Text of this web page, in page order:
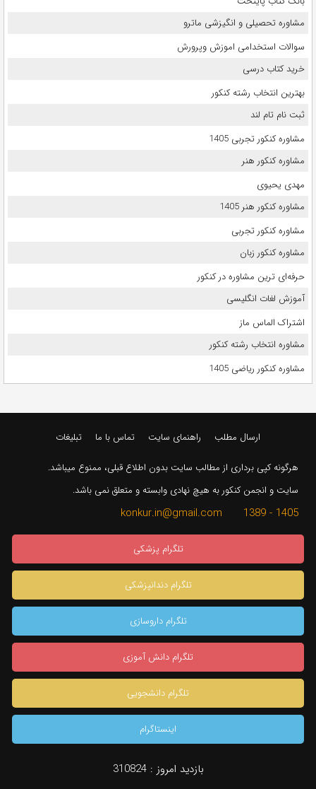
مشاوره تحصیلی و انگیزشی ماترو
سوالات استخدامی اموزش وپرورش
خرید کتاب درسی
بهترین انتخاب رشته کنکور
ثبت نام تام لند
مشاوره کنکور تجربی 1405
مشاوره کنکور هنر
مهدی یحیوی
مشاوره کنکور هنر 1405
مشاوره کنکور تجربی
مشاوره کنکور زبان
حرفه‌ای ترین مشاوره در کنکور
آموزش لغات انگلیسی
اشتراک الماس ماز
مشاوره انتخاب رشته کنکور
مشاوره کنکور ریاضی 1405
ارسال مطلب راهنمای سایت تماس با ما تبلیغات
هرگونه کپی برداری از مطالب سایت بدون اطلاع قبلی، ممنوع میباشد.
سایت و انجمن کنکور به هیچ نهادی وابسته و متعلق نمی باشد.
1405 - 1389 konkur.in@gmail.com
تلگرام پزشکی
تلگرام دندانپزشکی
تلگرام داروسازی
تلگرام دانش آموزی
تلگرام دانشجویی
اینستاگرام
بازدید امروز :310824